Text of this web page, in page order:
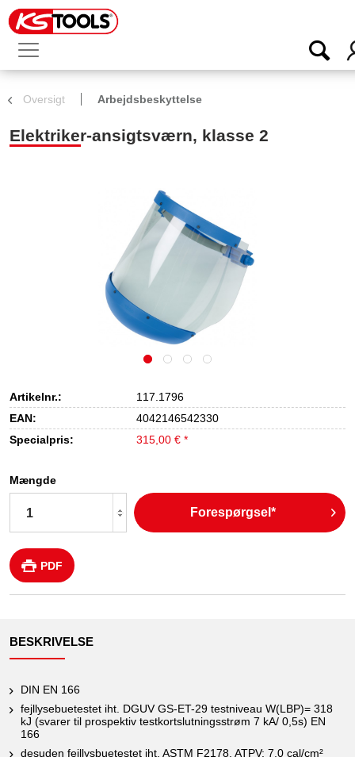
Oversigt Arbejdsbeskyttelse
Elektriker-ansigtsværn, klasse 2
Artikelnr.:
117.1796
EAN:
4042146542330
Specialpris:
315,00 € *
Mængde
Forespørgsel*
PDF
BESKRIVELSE
DIN EN 166
fejllysebuetestet iht. DGUV GS-ET-29 testniveau W(LBP)= 318
kJ (svarer til prospektiv testkortslutningsstrøm 7 kA/ 0,5s) EN
166
desuden fejllysbuetestet iht. ASTM F2178, ATPV: 7,0 cal/cm²